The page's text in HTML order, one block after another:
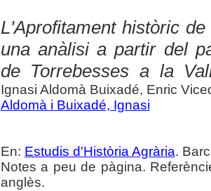
L'Aprofitament històric
una anàlisi a partir del
de Torrebesses a la
Ignasi Aldomà Buixadé, Enric
Aldomà i Buixadé, Ignasi
En: Estudis d'Història Agrària.
Notes a peu de pàgina.
anglès.